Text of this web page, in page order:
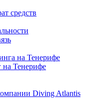
средств
на Тенерифе
Тенерифе
Diving Atlantis